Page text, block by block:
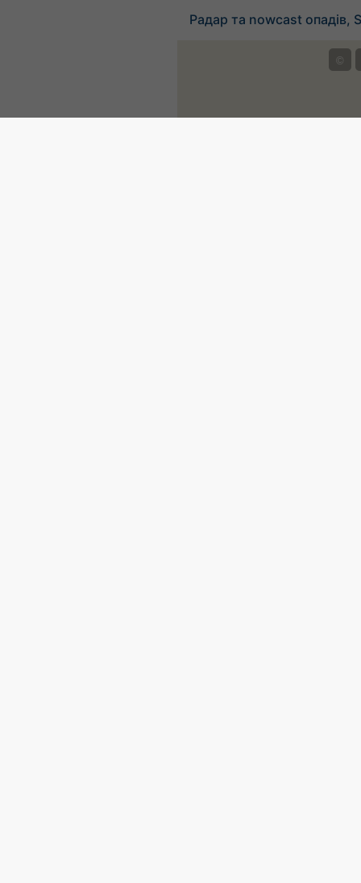
Радар та nowcast опадів,
©